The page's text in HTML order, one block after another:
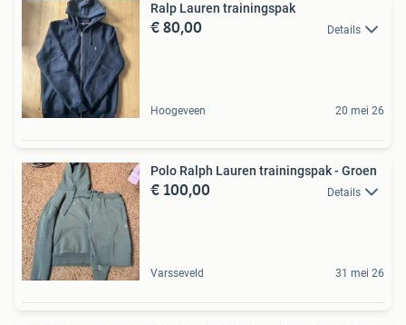
Ralp Lauren trainingspak
€ 80,00 Details
Hoogeveen 20 mei 26
Polo Ralph Lauren trainingspak - Groen
€ 100,00 Details
Varsseveld 31 mei 26